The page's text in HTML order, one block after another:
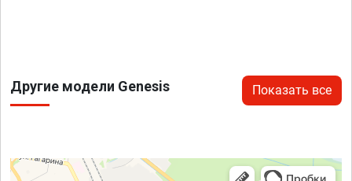
Другие модели Genesis Показать все